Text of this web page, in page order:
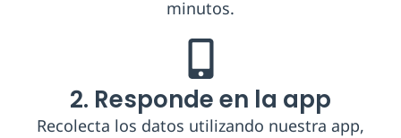
minutos.
2. Responde en la app
Recolecta los datos utilizando nuestra app,